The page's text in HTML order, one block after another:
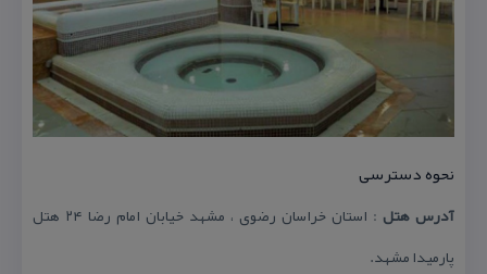
نحوه دسترسی
آدرس هتل
: استان خراسان رضوی ، مشهد خیابان امام رضا ۲۴ هتل
پارمیدا مشهد.